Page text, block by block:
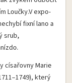
Loučky.V expo­
fixní lano a
srub,
císařovny Marie
který